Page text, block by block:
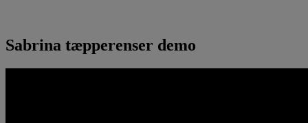
Sabrina tæpperenser demo